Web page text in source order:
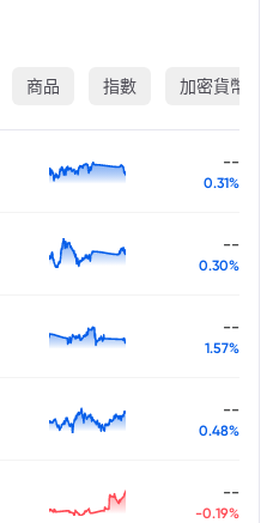
商品 指數 加密貨幣
--
0.31%
--
0.30%
--
1.57%
--
0.48%
--
-0.19%